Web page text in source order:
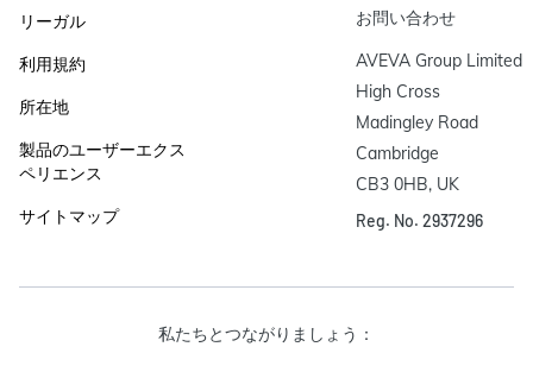
リーガル
利用規約
所在地
製品のユーザーエクス
ペリエンス
サイトマップ
お問い合わせ
AVEVA Group Limited
High Cross
Madingley Road
Cambridge
CB3 0HB, UK
Reg. No. 2937296
私たちとつながりましょう：